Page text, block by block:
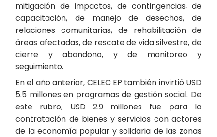
mitigación de impactos, de contingencias, de
capacitación, de manejo de desechos, de
relaciones comunitarias, de rehabilitación de
áreas afectadas, de rescate de vida silvestre, de
cierre y abandono, y de monitoreo y
seguimiento.
En el año anterior, CELEC EP también invirtió USD
5.5 millones en programas de gestión social. De
este rubro, USD 2.9 millones fue para la
contratación de bienes y servicios con actores
de la economía popular y solidaria de las zonas